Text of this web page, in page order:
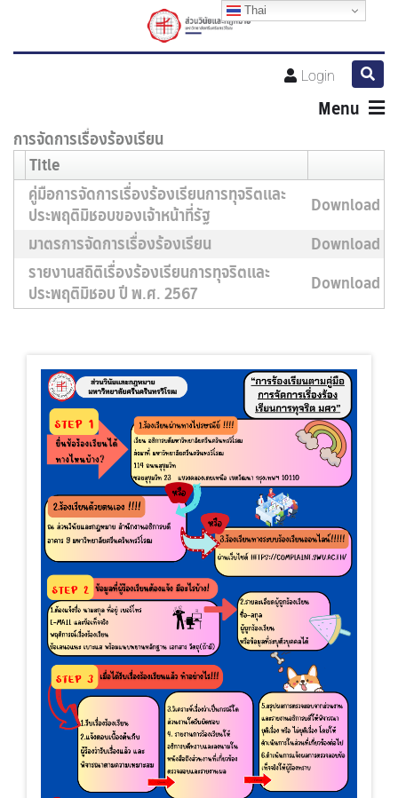
Login
Menu
การจัดการเรื่องร้องเรียน
Title
คู่มือการจัดการเรื่องร้องเรียนการทุจริตและ
ประพฤติมิชอบของเจ้าหน้าที่รัฐ
Download
มาตรการจัดการเรื่องร้องเรียน
Download
รายงานสถิติเรื่องร้องเรียนการทุจริตและ
ประพฤติมิชอบ ปี พ.ศ. 2567
Download
Thai